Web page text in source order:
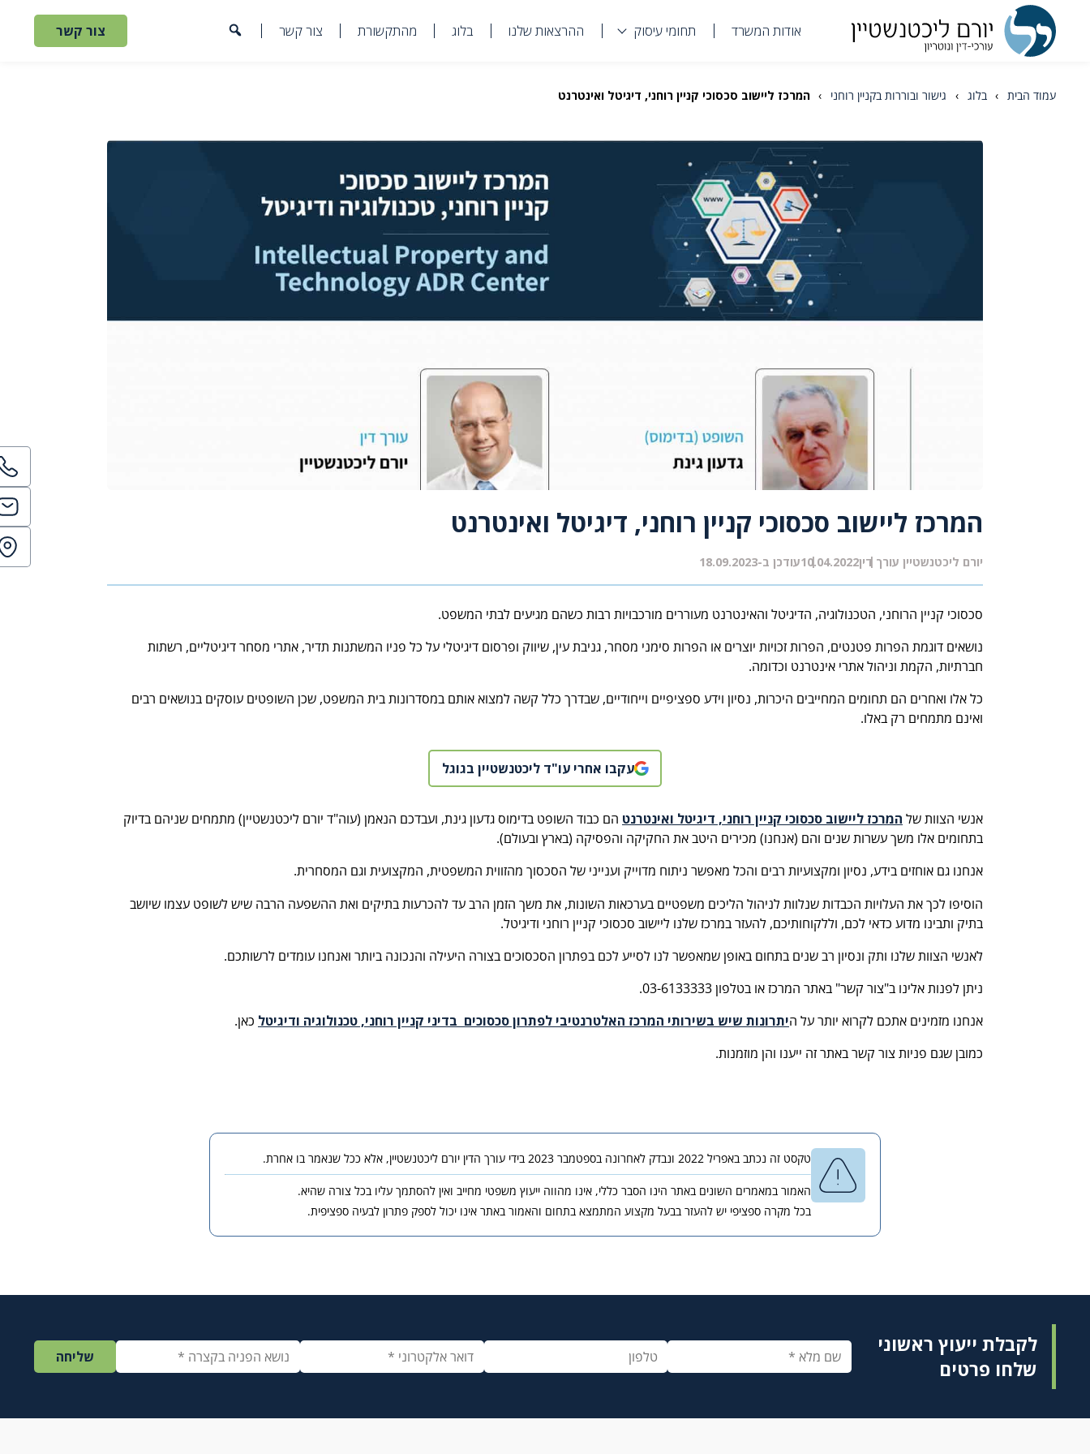
אודות המשרד תחומי עיסוק ההרצאות שלנו בלוג מהתקשורת צור קשר צור קשר
עמוד הבית › בלוג › גישור ובוררות בקניין רוחני › המרכז ליישוב סכסוכי קניין רוחני, דיגיטל ואינטרנט
המרכז ליישוב סכסוכי קניין רוחני, דיגיטל ואינטרנט
יורם ליכטנשטיין עורך דין10.04.2022עודכן ב-18.09.2023
סכסוכי קניין הרוחני, הטכנולוגיה, הדיגיטל והאינטרנט מעוררים מורכבויות רבות כשהם מגיעים לבתי המשפט.
נושאים דוגמת הפרות פטנטים, הפרות זכויות יוצרים או הפרות סימני מסחר, גניבת עין, שיווק ופרסום דיגיטלי על כל פניו המשתנות תדיר, אתרי מסחר דיגיטליים, רשתות
חברתיות, הקמת וניהול אתרי אינטרנט וכדומה.
כל אלו ואחרים הם תחומים המחייבים היכרות, נסיון וידע ספציפיים וייחודיים, שבדרך כלל קשה למצוא אותם במסדרונות בית המשפט, שכן השופטים עוסקים בנושאים רבים
ואינם מתמחים רק באלו.
עקבו אחרי עו"ד ליכטנשטיין בגוגל
אנשי הצוות של המרכז ליישוב סכסוכי קניין רוחני, דיגיטל ואינטרנט הם כבוד השופט בדימוס גדעון גינת, ועבדכם הנאמן (עוה"ד יורם ליכטנשטיין) מתמחים שניהם בדיוק
בתחומים אלו משך עשרות שנים והם (אנחנו) מכירים היטב את החקיקה והפסיקה (בארץ ובעולם).
אנחנו גם אוחזים בידע, נסיון ומקצועיות רבים והכל מאפשר ניתוח מדוייק וענייני של הסכסוך מהזווית המשפטית, המקצועית וגם המסחרית.
הוסיפו לכך את העלויות הכבדות שנלוות לניהול הליכים משפטיים בערכאות השונות, את משך הזמן הרב עד להכרעות בתיקים ואת ההשפעה הרבה שיש לשופט עצמו שיושב
בתיק ותבינו מדוע כדאי לכם, וללקוחותיכם, להעזר במרכז שלנו ליישוב סכסוכי קניין רוחני ודיגיטל.
לאנשי הצוות שלנו ותק ונסיון רב שנים בתחום באופן שמאפשר לנו לסייע לכם בפתרון הסכסוכים בצורה היעילה והנכונה ביותר ואנחנו עומדים לרשותכם.
ניתן לפנות אלינו ב"צור קשר" באתר המרכז או בטלפון 03-6133333.
אנחנו מזמינים אתכם לקרוא יותר על היתרונות שיש בשירותי המרכז האלטרנטיבי לפתרון סכסוכים בדיני קניין רוחני, טכנולוגיה ודיגיטל כאן.
כמובן שגם פניות צור קשר באתר זה ייענו והן מוזמנות.
טקסט זה נכתב באפריל 2022 ונבדק לאחרונה בספטמבר 2023 בידי עורך הדין יורם ליכטנשטיין, אלא ככל שנאמר בו אחרת.
האמור במאמרים השונים באתר הינו הסבר כללי, אינו מהווה ייעוץ משפטי מחייב ואין להסתמך עליו בכל צורה שהיא.
בכל מקרה ספציפי יש להעזר בבעל מקצוע המתמצא בתחום והאמור באתר אינו יכול לספק פתרון לבעיה ספציפית.
לקבלת ייעוץ ראשוני
שלחו פרטים